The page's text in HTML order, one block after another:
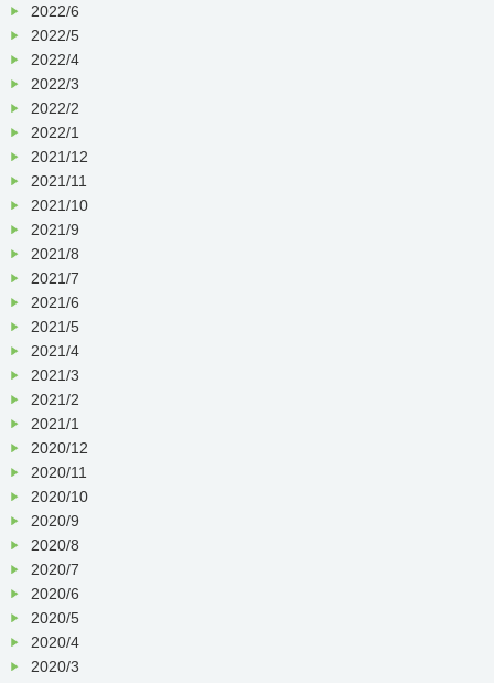
2022/6
2022/5
2022/4
2022/3
2022/2
2022/1
2021/12
2021/11
2021/10
2021/9
2021/8
2021/7
2021/6
2021/5
2021/4
2021/3
2021/2
2021/1
2020/12
2020/11
2020/10
2020/9
2020/8
2020/7
2020/6
2020/5
2020/4
2020/3